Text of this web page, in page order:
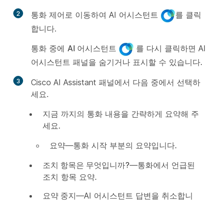
2 통화 제어로 이동하여 AI 어시스턴트
를 클릭
합니다.
통화 중에 AI 어시스턴트
를 다시 클릭하면 AI
어시스턴트 패널을 숨기거나 표시할 수 있습니다.
3
Cisco AI Assistant 패널에서 다음 중에서 선택하
세요.
지금 까지의 통화 내용을 간략하게 요약해 주
세요.
요약—통화 시작 부분의 요약입니다.
조치 항목은 무엇입니까?—통화에서 언급된
조치 항목 요약.
요약 중지—AI 어시스턴트 답변을 취소합니